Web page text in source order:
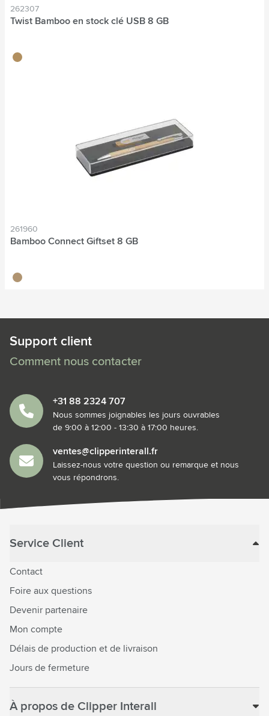
262307
Twist Bamboo en stock clé USB 8 GB
bambou
261960
Bamboo Connect Giftset 8 GB
bambou
Support client
Comment nous contacter
+31 88 2324 707
Nous sommes joignables les jours ouvrables
de 9:00 à 12:00 - 13:30 à 17:00 heures.
ventes@clipperinterall.fr
Laissez-nous votre question ou remarque et nous
vous répondrons.
Service Client
Contact
Foire aux questions
Devenir partenaire
Mon compte
Délais de production et de livraison
Jours de fermeture
À propos de Clipper Interall